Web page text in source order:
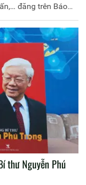
đăng trên Báo
chí làm Tổng Bí thư
dân.
thư Nguyễn Phú